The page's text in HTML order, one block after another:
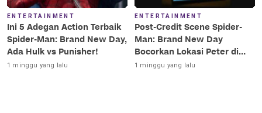
ENTERTAINMENT
Ini 5 Adegan Action Terbaik
Spider-Man: Brand New Day,
Ada Hulk vs Punisher!
1 minggu yang lalu
ENTERTAINMENT
Post-Credit Scene Spider-
Man: Brand New Day
Bocorkan Lokasi Peter di
Luar Angkasa!
1 minggu yang lalu